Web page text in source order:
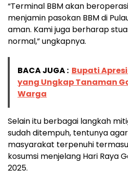
“Terminal BBM akan
menjamin pasokan BBM di
aman. Kami juga berharap
normal,” ungkapnya.
BACA JUGA : Bupati
yang Ungkap Tanaman
Warga
Selain itu berbagai langkah
sudah ditempuh, tentunya
masyarakat terpenuhi
kosumsi menjelang Hari Raya
2025.